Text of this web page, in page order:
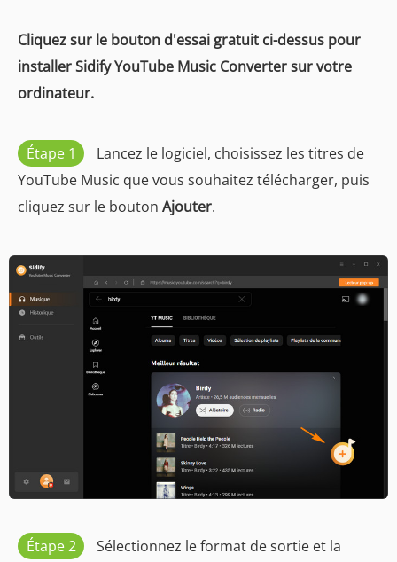
Cliquez sur le bouton d'essai gratuit ci-dessus pour
installer Sidify YouTube Music Converter sur votre
ordinateur.
Étape 1
Lancez le logiciel, choisissez les titres de
YouTube Music que vous souhaitez télécharger, puis
cliquez sur le bouton Ajouter.
Étape 2
Sélectionnez le format de sortie et la